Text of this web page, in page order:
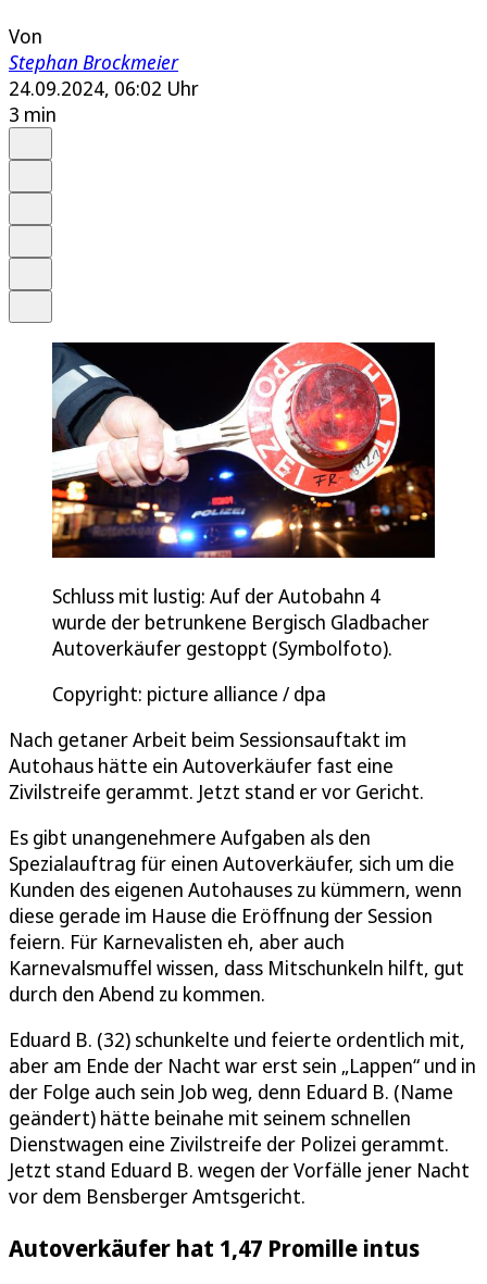
Von
Stephan Brockmeier
24.09.2024, 06:02 Uhr
3 min
Schluss mit lustig: Auf der Autobahn 4
wurde der betrunkene Bergisch Gladbacher
Autoverkäufer gestoppt (Symbolfoto).
Copyright: picture alliance / dpa
Nach getaner Arbeit beim Sessionsauftakt im
Autohaus hätte ein Autoverkäufer fast eine
Zivilstreife gerammt. Jetzt stand er vor Gericht.
Es gibt unangenehmere Aufgaben als den
Spezialauftrag für einen Autoverkäufer, sich um die
Kunden des eigenen Autohauses zu kümmern, wenn
diese gerade im Hause die Eröffnung der Session
feiern. Für Karnevalisten eh, aber auch
Karnevalsmuffel wissen, dass Mitschunkeln hilft, gut
durch den Abend zu kommen.
Eduard B. (32) schunkelte und feierte ordentlich mit,
aber am Ende der Nacht war erst sein „Lappen“ und in
der Folge auch sein Job weg, denn Eduard B. (Name
geändert) hätte beinahe mit seinem schnellen
Dienstwagen eine Zivilstreife der Polizei gerammt.
Jetzt stand Eduard B. wegen der Vorfälle jener Nacht
vor dem Bensberger Amtsgericht.
Autoverkäufer hat 1,47 Promille intus